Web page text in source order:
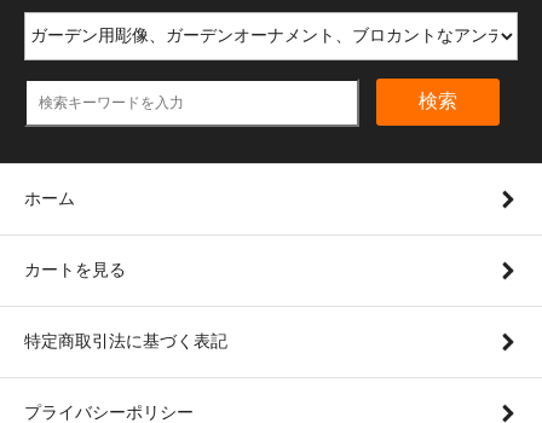
検索
ホーム
カートを見る
特定商取引法に基づく表記
プライバシーポリシー